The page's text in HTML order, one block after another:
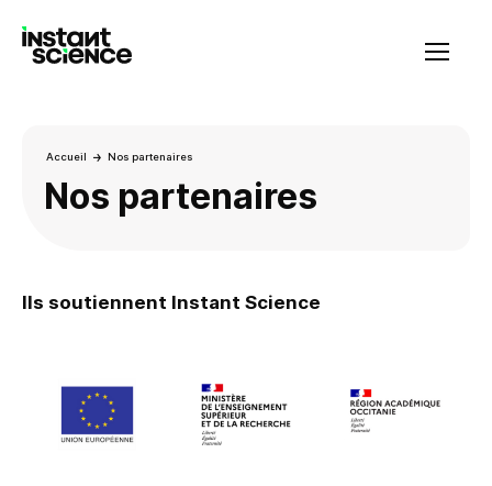
Accueil Nos partenaires
Nos partenaires
Ils soutiennent Instant Science